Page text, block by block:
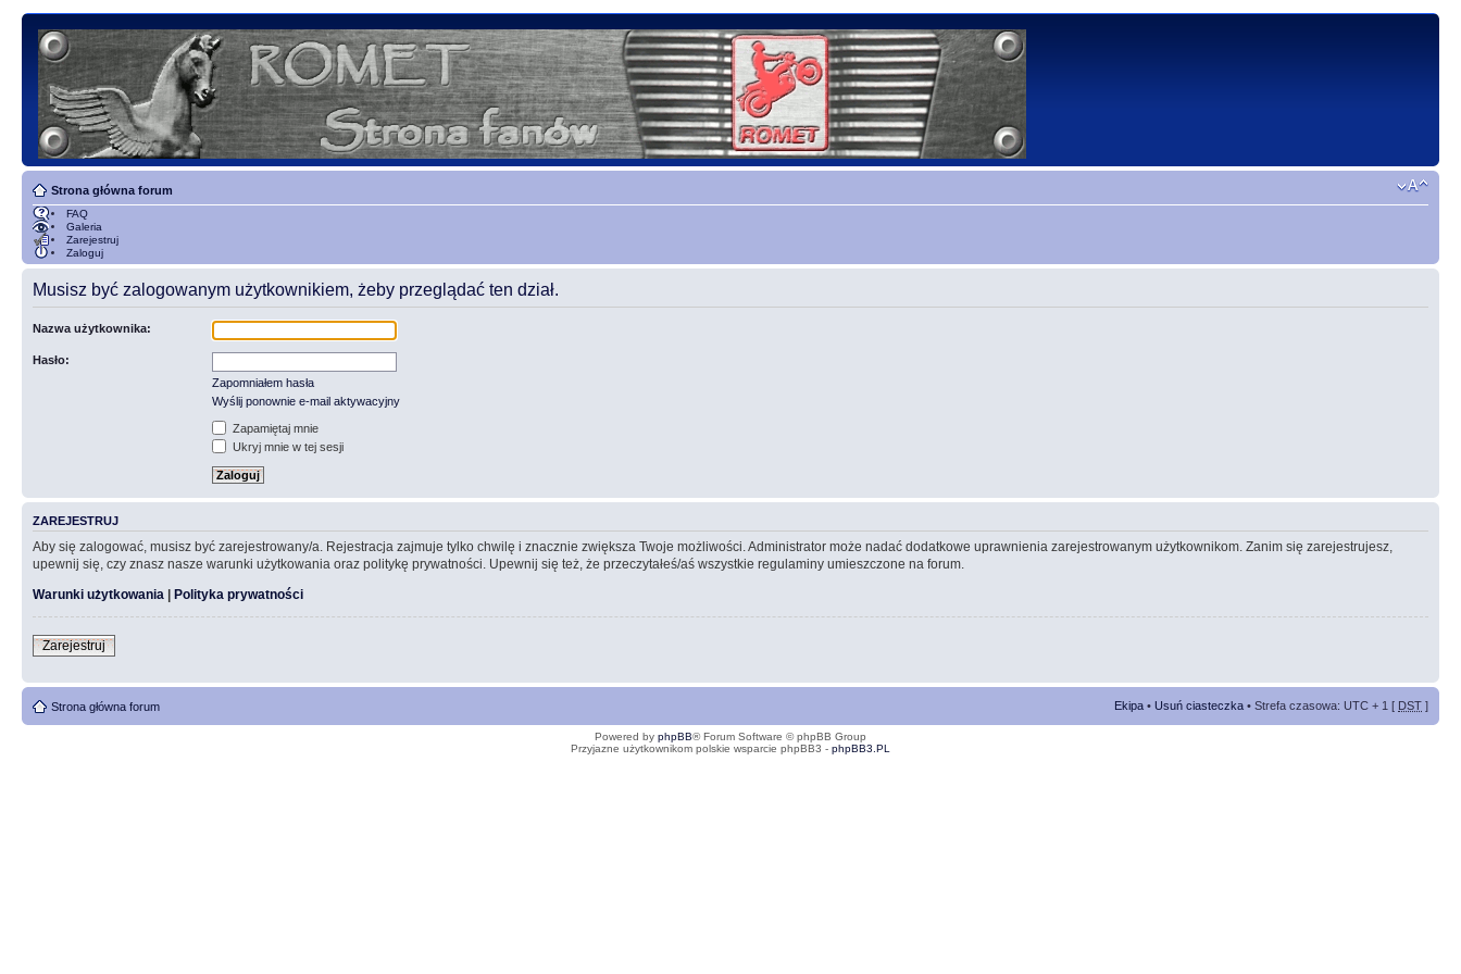
Strona główna forum
FAQ
Galeria
Zarejestruj
Zaloguj
Musisz być zalogowanym użytkownikiem, żeby przeglądać ten dział.
Nazwa użytkownika:
Hasło:
Zapomniałem hasła
Wyślij ponownie e-mail aktywacyjny
Zapamiętaj mnie
Ukryj mnie w tej sesji
ZAREJESTRUJ
Aby się zalogować, musisz być zarejestrowany/a. Rejestracja zajmuje tylko chwilę i znacznie zwiększa Twoje możliwości. Administrator może nadać dodatkowe uprawnienia zarejestrowanym użytkownikom. Zanim się zarejestrujesz,
upewnij się, czy znasz nasze warunki użytkowania oraz politykę prywatności. Upewnij się też, że przeczytałeś/aś wszystkie regulaminy umieszczone na forum.
Warunki użytkowania | Polityka prywatności
Zarejestruj
Strona główna forum Ekipa • Usuń ciasteczka • Strefa czasowa: UTC + 1 [ DST ]
Powered by phpBB® Forum Software © phpBB Group
Przyjazne użytkownikom polskie wsparcie phpBB3 - phpBB3.PL